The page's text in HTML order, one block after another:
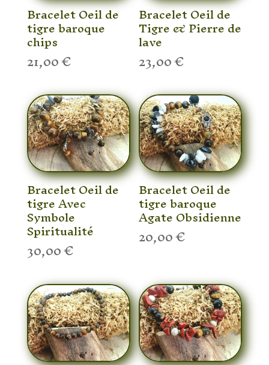
Bracelet Oeil de
tigre baroque
chips
21,00€
Bracelet Oeil de
Tigre & Pierre de
lave
23,00€
Bracelet Oeil de
tigre Avec
Symbole
Spiritualité
30,00€
Bracelet Oeil de
tigre baroque
Agate Obsidienne
20,00€